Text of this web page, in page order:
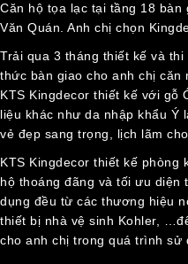
TUYỂN
DỤNG
LIÊN
HỆ
Căn hộ tọa lạc tại tầng 18 bàn
Văn Quán. Anh chị chọn
Trải qua 3 tháng thiết kế và
thức bàn giao cho anh chị
KTS Kingdecor thiết kế với gỗ
liệu khác như da nhập khẩu Ý
vẻ đẹp sang trọng, lịch lãm
KTS Kingdecor thiết kế phòng
hộ thoáng đãng và tối ưu
dụng đều từ các thương hiệu
thiết bị nhà vệ sinh Kohler,
cho anh chị trong quá trình sử